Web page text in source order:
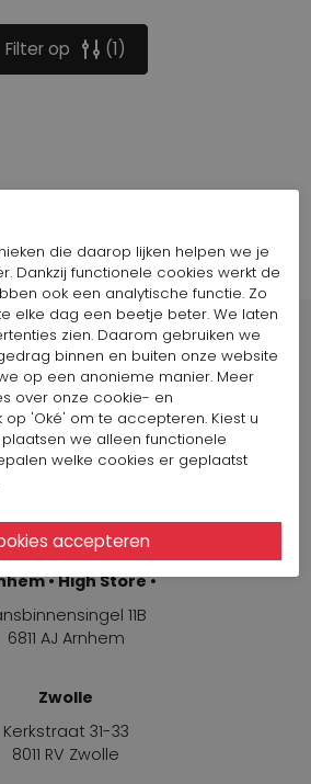
Filter op 1
Winkels
Arnhem
6811 AJ Arnhem
• High Store •
11B
6811 AJ Arnhem
Zwolle
Kerkstraat 31-33
8011 RV Zwolle
die daarop lijken helpen we je
Dankzij functionele cookies werkt de
ook een analytische functie. Zo
elke dag een beetje beter. We laten
zien. Daarom gebruiken we
binnen en buiten onze website
op een anonieme manier. Meer
over onze cookie- en
op 'Oké' om te accepteren. Kiest u
plaatsen we alleen functionele
welke cookies er geplaatst